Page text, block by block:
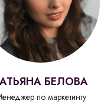
БЕЛОВА
по маркетингу